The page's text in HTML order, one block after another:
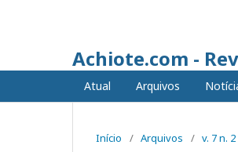
Achiote.com -
Atual Arquivos
Início / Arquivos / v. 7 n.